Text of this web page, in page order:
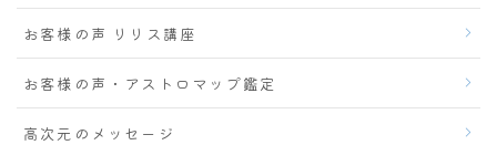
お客様の声 リリス講座
お客様の声・アストロマップ鑑定
高次元のメッセージ